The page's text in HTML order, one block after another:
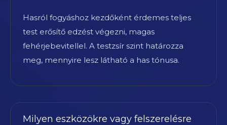
Hasról fogyáshoz kezdőként érdemes teljes
test erősítő edzést végezni, magas
fehérjebevitellel. A testzsír szint határozza
meg, mennyire lesz látható a has tónusa.
Milyen eszközökre vagy felszerelésre